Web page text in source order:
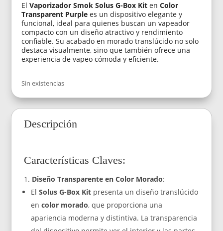
ElVaporizador Smok Solus G-Box Kit enColor
Transparent Purple es un dispositivo elegante y
funcional, ideal para quienes buscan un vapeador
compacto con un diseño atractivo y rendimiento
confiable. Su acabado en morado translúcido no solo
destaca visualmente, sino que también ofrece una
experiencia de vapeo cómoda y eficiente.
Sin existencias
Descripción
Características Claves:
Diseño Transparente en Color Morado:
ElSolus G-Box Kit presenta un diseño translúcido
encolor morado, que proporciona una
apariencia moderna y distintiva. La transparencia